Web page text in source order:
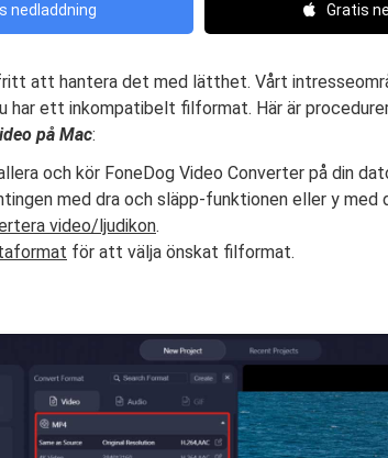
nedladdning Gratis
att hantera det med lätthet. Vårt
har ett inkompatibelt filformat. Här är
på Mac:
och kör FoneDog Video Converter på din
med dra och släpp-funktionen eller y med
video/ljudikon.
för att välja önskat filformat.